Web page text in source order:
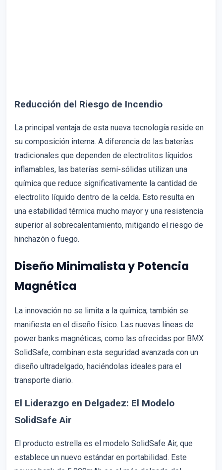
Reducción del Riesgo de Incendio
La principal ventaja de esta nueva tecnología reside en
su composición interna. A diferencia de las baterías
tradicionales que dependen de electrolitos líquidos
inflamables, las baterías semi-sólidas utilizan una
química que reduce significativamente la cantidad de
electrolito líquido dentro de la celda. Esto resulta en
una estabilidad térmica mucho mayor y una resistencia
superior al sobrecalentamiento, mitigando el riesgo de
hinchazón o fuego.
Diseño Minimalista y Potencia
Magnética
La innovación no se limita a la química; también se
manifiesta en el diseño físico. Las nuevas líneas de
power banks magnéticas, como las ofrecidas por BMX
SolidSafe, combinan esta seguridad avanzada con un
diseño ultradelgado, haciéndolas ideales para el
transporte diario.
El Liderazgo en Delgadez: El Modelo
SolidSafe Air
El producto estrella es el modelo SolidSafe Air, que
establece un nuevo estándar en portabilidad. Este